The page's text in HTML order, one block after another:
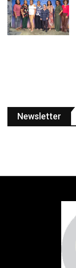
Newsletter